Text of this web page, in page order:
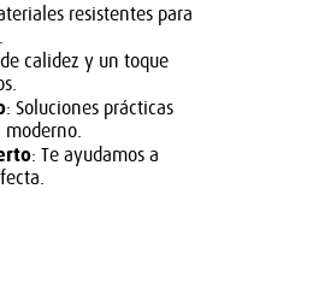
resistentes para
calidez y un toque
: Soluciones prácticas
moderno.
: Te ayudamos a